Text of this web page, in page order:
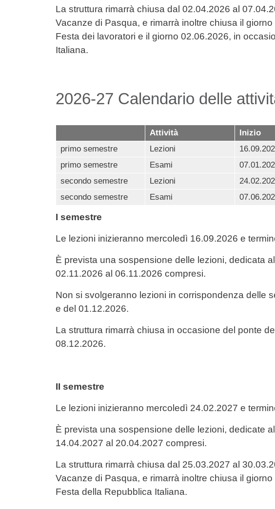
La struttura rimarrà chiusa dal 02.04.2026 al
Vacanze di Pasqua, e rimarrà inoltre chiusa il
Festa dei lavoratori e il giorno 02.06.2026, in
Italiana.
2026-27 Calendario delle
Attività Inizio
primo semestre
Lezioni
primo semestre
Esami
secondo semestre
Lezioni
secondo semestre
Esami
I semestre
Le lezioni inizieranno mercoledì 16.09.2026 e
È prevista una sospensione delle lezioni, dedicata
02.11.2026 al 06.11.2026 compresi.
Non si svolgeranno lezioni in corrispondenza delle
e del 01.12.2026.
La struttura rimarrà chiusa in occasione del ponte
08.12.2026.
II semestre
Le lezioni inizieranno mercoledì 24.02.2027 e
È prevista una sospensione delle lezioni, dedicate
14.04.2027 al 20.04.2027 compresi.
La struttura rimarrà chiusa dal 25.03.2027 al
Vacanze di Pasqua, e rimarrà inoltre chiusa il
Festa della Repubblica Italiana.